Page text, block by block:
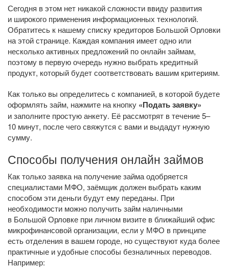
Сегодня в этом нет никакой сложности ввиду развития
и широкого применения информационных технологий.
Обратитесь к нашему списку кредиторов Большой Орловки
на этой странице. Каждая компания имеет одно или
несколько активных предложений по онлайн займам,
поэтому в первую очередь нужно выбрать кредитный
продукт, который будет соответствовать вашим критериям.
Как только вы определитесь с компанией, в которой будете
оформлять займ, нажмите на кнопку «Подать заявку»
и заполните простую анкету. Её рассмотрят в течение 5–
10 минут, после чего свяжутся с вами и выдадут нужную
сумму.
Способы получения онлайн займов
Как только заявка на получение займа одобряется
специалистами МФО, заёмщик должен выбрать каким
способом эти деньги будут ему переданы. При
необходимости можно получить займ наличными
в Большой Орловке при личном визите в ближайший офис
микрофинансовой организации, если у МФО в принципе
есть отделения в вашем городе, но существуют куда более
практичные и удобные способы безналичных переводов.
Например: